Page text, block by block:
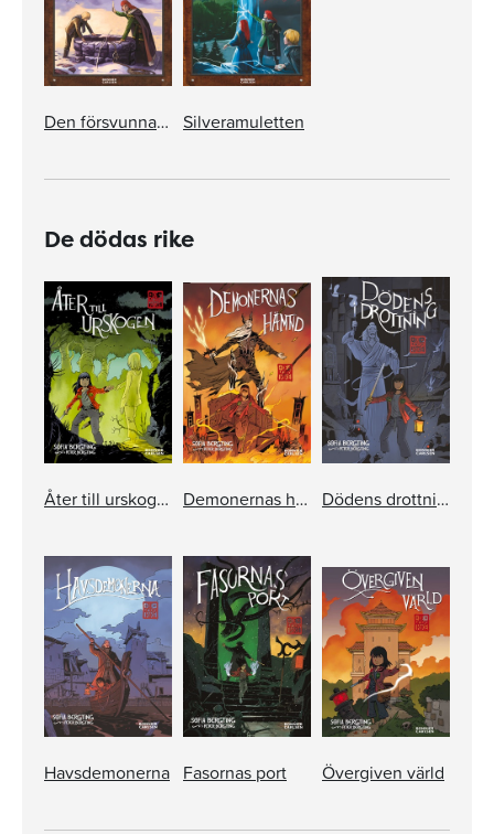
Den försvunna staden Silveramuletten
De dödas rike
Åter till urskogen Demonernas hämnd Dödens drottning
Havsdemonerna Fasornas port Övergiven värld